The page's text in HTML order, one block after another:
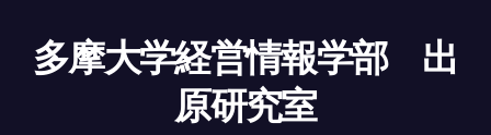
多摩大学経営情報学部 出
原研究室